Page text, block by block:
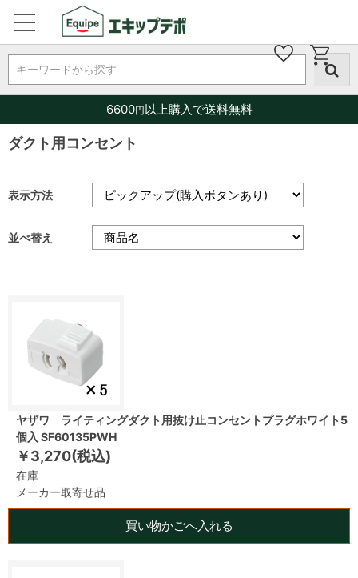
キーワードから探す
6600円以上購入で送料無料
ダクト用コンセント
表示方法
並べ替え
ヤザワ ライティングダクト用抜け止コンセントプラグホワイト5
個入 SF60135PWH
￥3,270(税込)
在庫
メーカー取寄せ品
買い物かごへ入れる